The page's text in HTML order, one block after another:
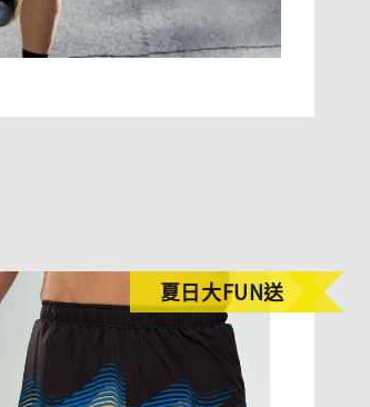
夏日大FUN送